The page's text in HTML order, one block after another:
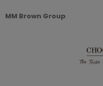
MM Brown Group